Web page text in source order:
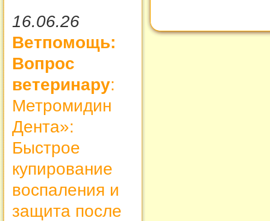
16.06.26
Ветпомощь:
Вопрос
ветеринару:
Метромидин
Дента»:
Быстрое
купирование
воспаления и
защита после